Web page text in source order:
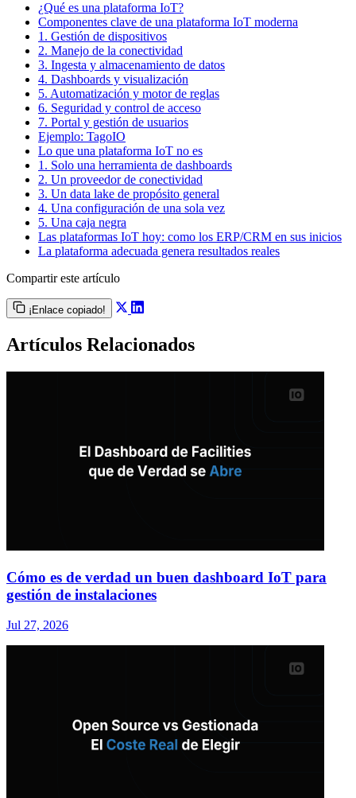
¿Qué es una plataforma IoT?
Componentes clave de una plataforma IoT moderna
1. Gestión de dispositivos
2. Manejo de la conectividad
3. Ingesta y almacenamiento de datos
4. Dashboards y visualización
5. Automatización y motor de reglas
6. Seguridad y control de acceso
7. Portal y gestión de usuarios
Ejemplo: TagoIO
Lo que una plataforma IoT no es
1. Solo una herramienta de dashboards
2. Un proveedor de conectividad
3. Un data lake de propósito general
4. Una configuración de una sola vez
5. Una caja negra
Las plataformas IoT hoy: como los ERP/CRM en sus inicios
La plataforma adecuada genera resultados reales
Compartir este artículo
¡Enlace copiado!
Artículos Relacionados
Cómo es de verdad un buen dashboard IoT para
gestión de instalaciones
Jul 27, 2026